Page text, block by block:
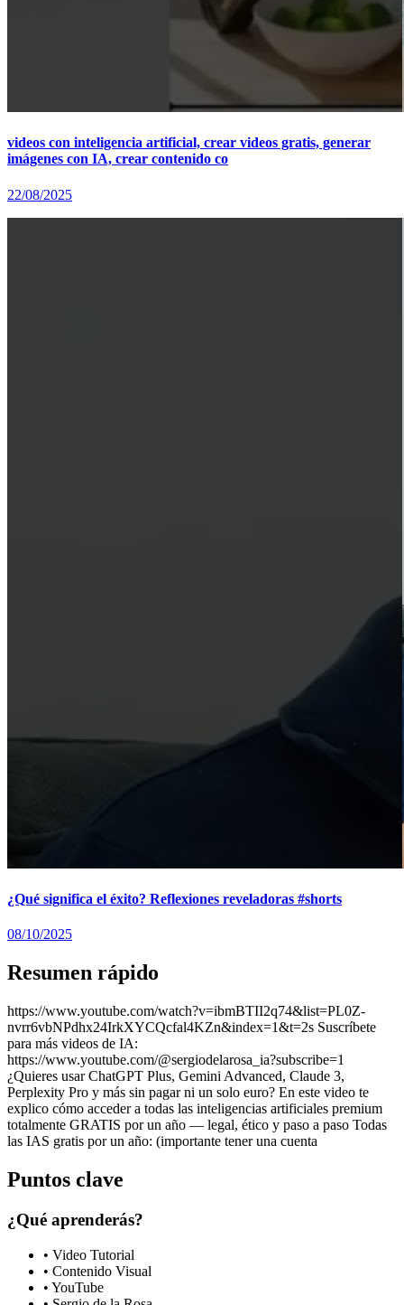
videos con inteligencia artificial, crear videos gratis, generar
imágenes con IA, crear contenido co
22/08/2025
¿Qué significa el éxito? Reflexiones reveladoras #shorts
08/10/2025
Resumen rápido
https://www.youtube.com/watch?v=ibmBTII2q74&list=PL0Z-
nvrr6vbNPdhx24IrkXYCQcfal4KZn&index=1&t=2s Suscríbete
para más videos de IA:
https://www.youtube.com/@sergiodelarosa_ia?subscribe=1
¿Quieres usar ChatGPT Plus, Gemini Advanced, Claude 3,
Perplexity Pro y más sin pagar ni un solo euro? En este video te
explico cómo acceder a todas las inteligencias artificiales premium
totalmente GRATIS por un año — legal, ético y paso a paso Todas
las IAS gratis por un año: (importante tener una cuenta
Puntos clave
¿Qué aprenderás?
• Video Tutorial
• Contenido Visual
• YouTube